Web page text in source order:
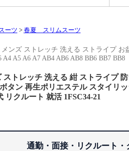
ーツ > 春夏 スリムスーツ
ンズ ストレッチ 洗える ストライプ お
A5 A6 A7 AB4 AB6 AB8 BB6 BB7 BB8
ストレッチ 洗える 紺 ストライプ
タン 再生ポリエステル スタイリ
リクルート 就活 1FSC34-21
通勤・面接・リクルート・